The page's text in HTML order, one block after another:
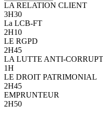
LA RELATION CLIENT
3H30
La LCB-FT
2H10
LE RGPD
2H45
LA LUTTE ANTI-
1H
LE DROIT PATRIMONIAL
2H45
EMPRUNTEUR
2H50